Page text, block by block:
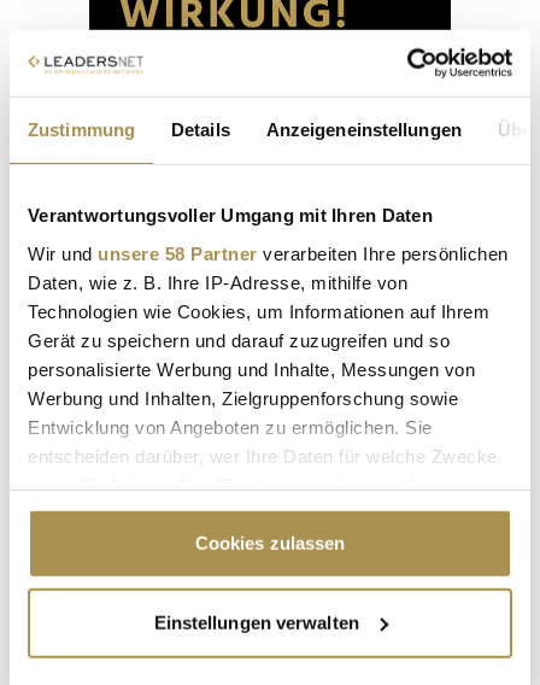
Zustimmung Details Anzeigeneinstellungen
Verantwortungsvoller Umgang mit Ihren Daten
Wir und unsere 58 Partner verarbeiten Ihre persönlichen
Daten, wie z. B. Ihre IP-Adresse, mithilfe von
Technologien wie Cookies, um Informationen auf Ihrem
Gerät zu speichern und darauf zuzugreifen und so
personalisierte Werbung und Inhalte, Messungen von
Werbung und Inhalten, Zielgruppenforschung sowie
Entwicklung von Angeboten zu ermöglichen. Sie
entscheiden darüber, wer Ihre Daten für welche Zwecke
Cookie-Erklärung oder durch Klicken auf das Privacy
Trigger Symbol ändern oder widerrufen
Informationen über Ihre geografische Lage
erfassen, welche bis auf einige Meter genau sein
Cookies zulassen
Einstellungen verwalten